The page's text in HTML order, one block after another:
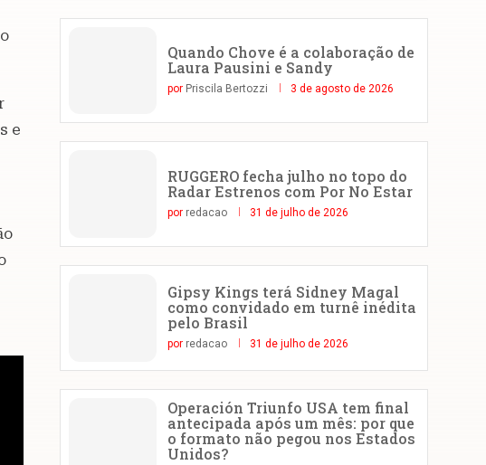
e
Quando Chove é a colaboração de
Laura Pausini e Sandy
por Priscila Bertozzi 3 de agosto de 2026
RUGGERO fecha julho no topo do
Radar Estrenos com Por No Estar
por redacao 31 de julho de 2026
Gipsy Kings terá Sidney Magal
como convidado em turnê inédita
pelo Brasil
por redacao 31 de julho de 2026
Operación Triunfo USA tem final
antecipada após um mês: por que
o formato não pegou nos Estados
Unidos?